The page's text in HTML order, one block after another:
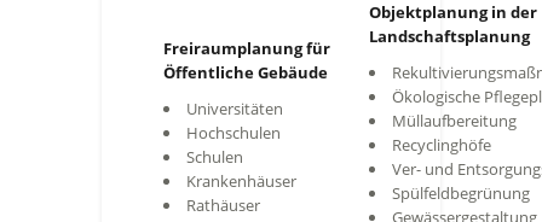
Freiraumplanung für
Öffentliche Gebäude
Universitäten
Hochschulen
Schulen
Krankenhäuser
Rathäuser
Objektplanung in der
Landschaftsplanung
Ökologische
Müllaufbereitung
Recyclinghöfe
Ver- und
Spülfeldbegrünung
Gewässergestaltung